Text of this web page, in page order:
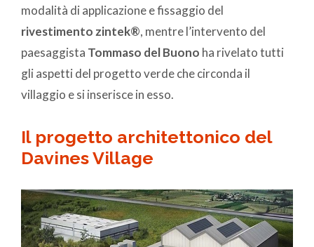
modalità di applicazione e fissaggio del
rivestimento zintek®, mentre l’intervento del
paesaggista Tommaso del Buono ha rivelato tutti
gli aspetti del progetto verde che circonda il
villaggio e si inserisce in esso.
Il progetto architettonico del
Davines Village